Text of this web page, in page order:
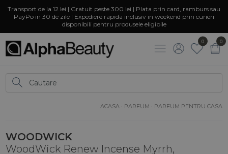
Transport de la 12 lei | Gratuit peste 300 lei | Plata prin card, ramburs sau
PayPo in 30 de zile | Expediere rapida inclusiv in weekend prin curieri
disponibili pentru produsele eligibile
0 0
ACASA · PARFUM · PARFUM PENTRU CASA
WOODWICK
WoodWick Renew Incense Myrrh,